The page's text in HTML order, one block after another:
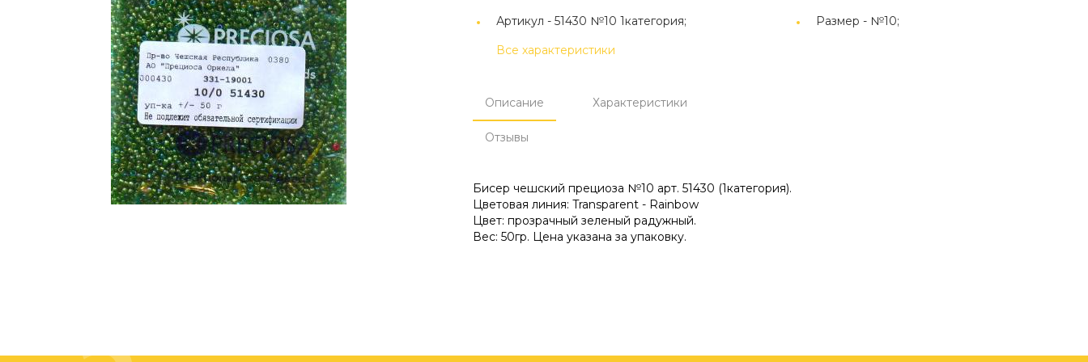
Артикул -51430 №10 1категория; Размер - №10;
Все характеристики
Описание Характеристики
Отзывы
Бисер чешский прециоза №10 арт. 51430 (1категория).
Цветовая линия: Transparent - Rainbow
Цвет: прозрачный зеленый радужный.
Вес: 50гр. Цена указана за упаковку.